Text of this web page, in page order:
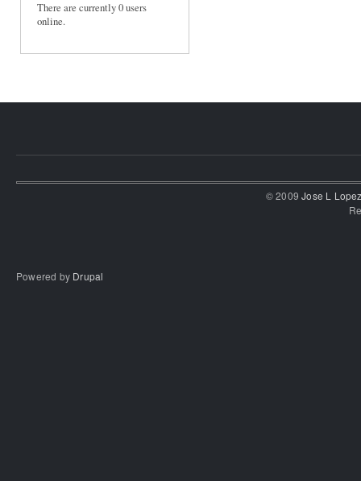
There are currently 0 users
online.
© 2009Jose L
Powered by Drupal